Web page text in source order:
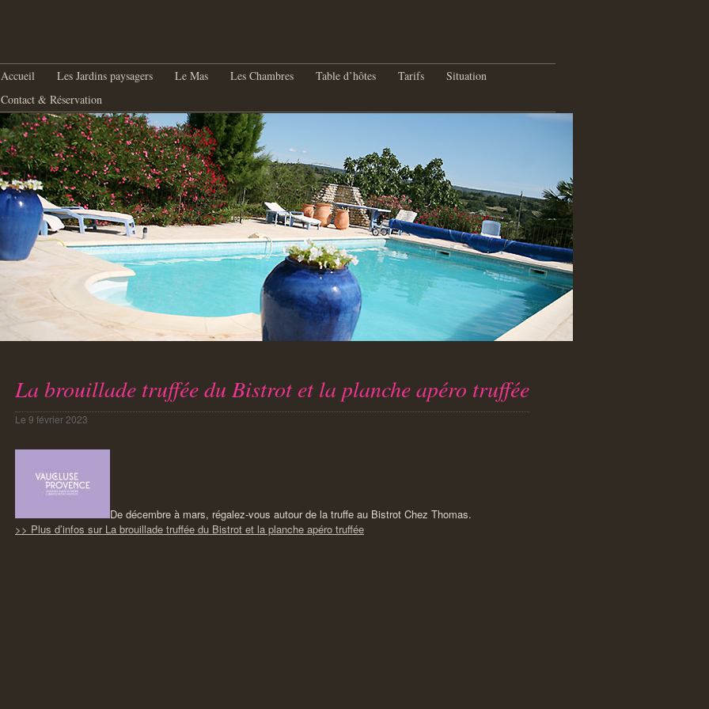
principal
Aller au contenu principal
Aller au contenu secondaire
Accueil Les Jardins paysagers Le Mas Les Chambres Table d’hôtes Tarifs
Situation
Contact & Réservation
La brouillade truffée du Bistrot et la planche apéro truffée
Le 9 février 2023
De décembre à mars, régalez-vous autour de la truffe au Bistrot Chez Thomas.
>> Plus d’infos sur La brouillade truffée du Bistrot et la planche apéro truffée